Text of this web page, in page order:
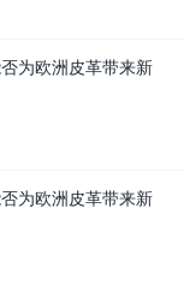
为欧洲皮革带来新
为欧洲皮革带来新